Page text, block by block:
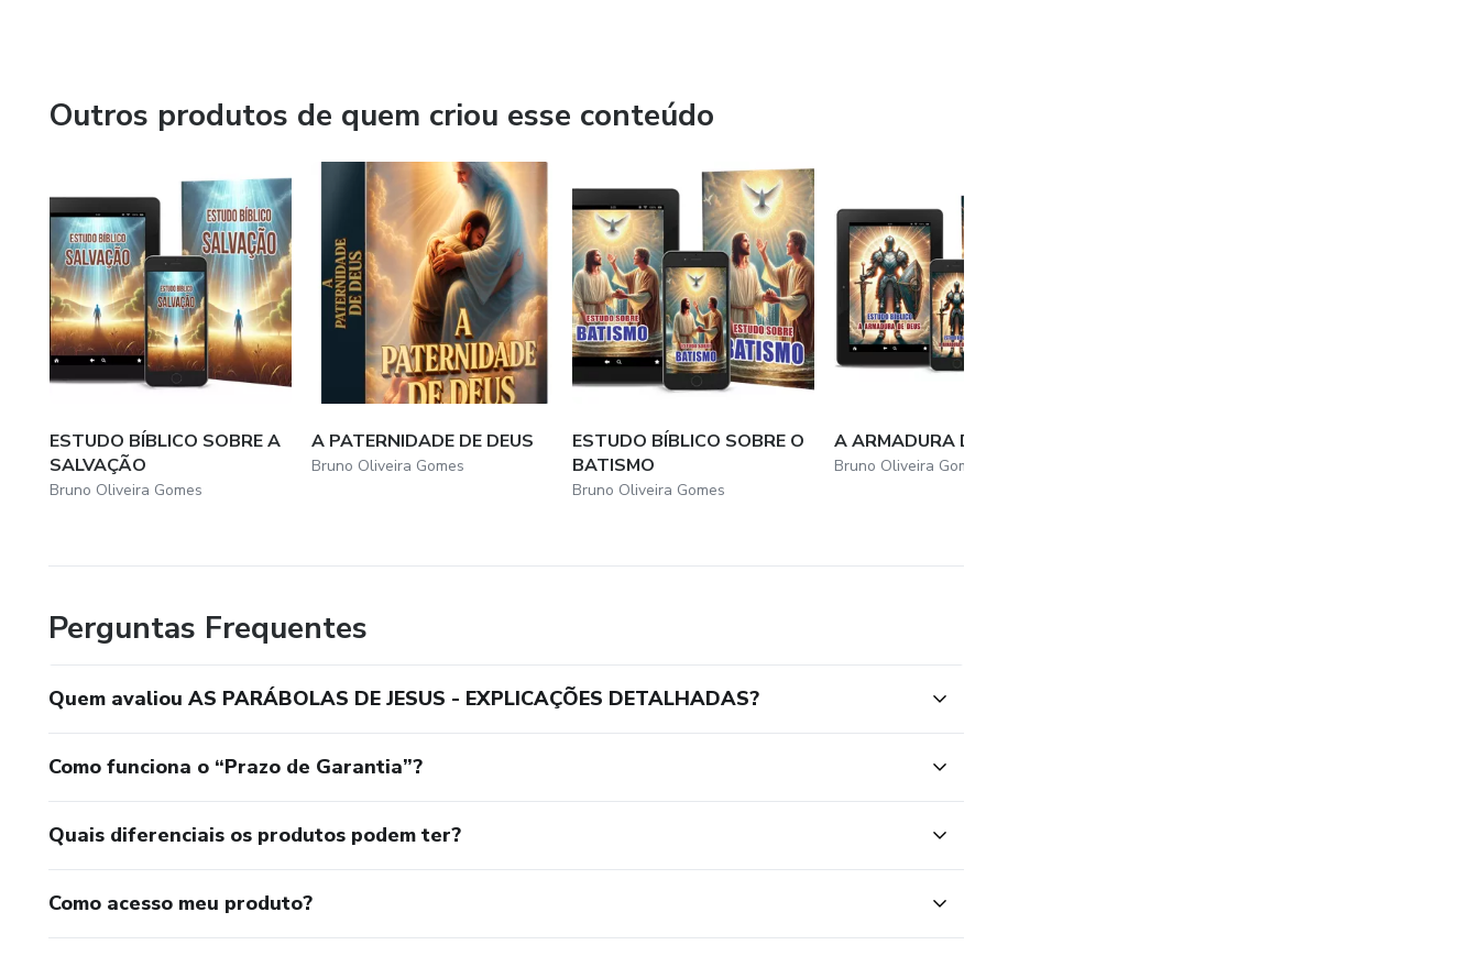
Outros produtos de quem criou esse conteúdo
ESTUDO BÍBLICO SOBRE A
SALVAÇÃO
Bruno Oliveira Gomes
A PATERNIDADE DE DEUS
Bruno Oliveira Gomes
ESTUDO BÍBLICO SOBRE O
BATISMO
Bruno Oliveira Gomes
A ARMADURA DE DEUS
Bruno Oliveira Gomes
Perguntas Frequentes
Quem avaliou AS PARÁBOLAS DE JESUS - EXPLICAÇÕES DETALHADAS?
Como funciona o “Prazo de Garantia”?
Quais diferenciais os produtos podem ter?
Como acesso meu produto?